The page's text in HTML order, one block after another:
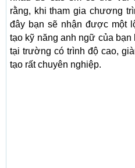
rằng, khi tham gia chương
đây bạn sẽ nhận được một
tạo kỹ năng anh ngữ của
tại trường có trình độ cao,
tạo rất chuyên nghiệp.